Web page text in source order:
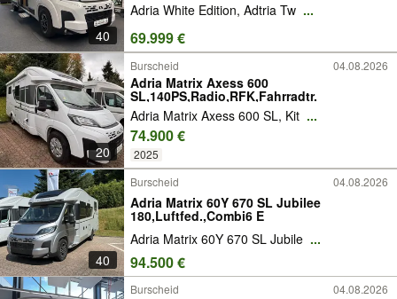
40
Adria White Edition, Adtria Tw ...
69.999 €
20
Burscheid 04.08.2026
Adria Matrix Axess 600
SL,140PS,Radio,RFK,Fahrradtr.
Adria Matrix Axess 600 SL, Kit ...
74.900 €
2025
40
Burscheid 04.08.2026
Adria Matrix 60Y 670 SL Jubilee
180,Luftfed.,Combi6 E
Adria Matrix 60Y 670 SL Jubile ...
94.500 €
Burscheid 04.08.2026